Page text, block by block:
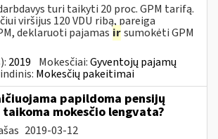
turi taikyti 20 proc. GPM tarifą.
viršijus 120 VDU ribą, pareiga
deklaruoti pajamas irsumokėti GPM
2019 Mokesčiai:Gyventojų pajamų
Mokesčių pakeitimai
papildoma pensijų
mokesčio lengvata?
2019-03-12